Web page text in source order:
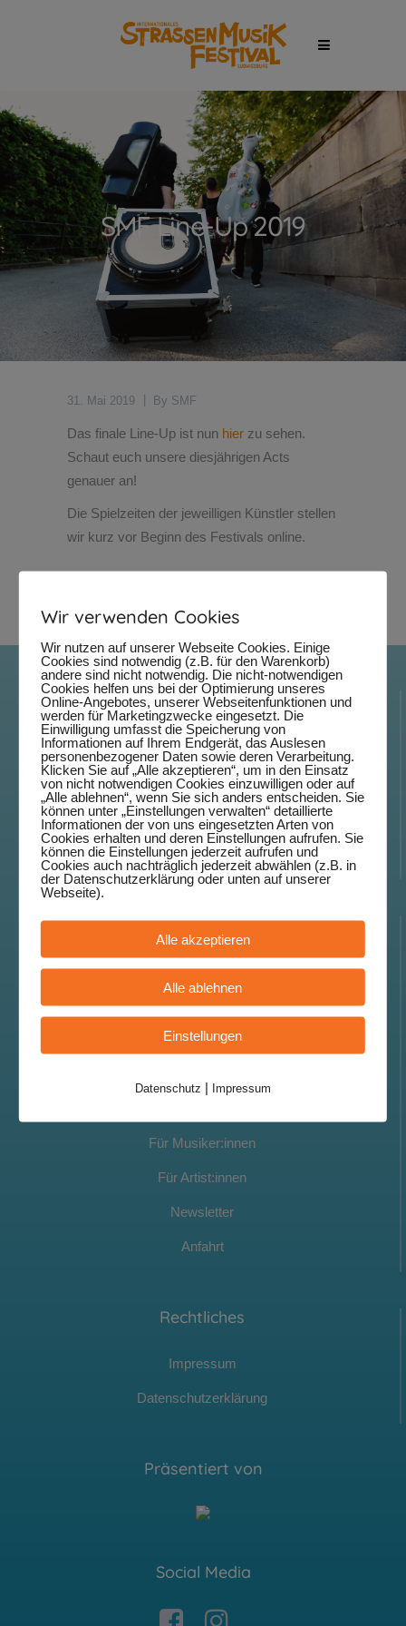
SMF Line-Up 2019
31. Mai 2019 By SMF
Das finale Line-Up ist nun hier zu sehen.
Schaut euch unsere diesjährigen Acts
genauer an!
Die Spielzeiten der jeweilligen Künstler stellen
wir kurz vor Beginn des Festivals online.
Internationales Straßenmusikfestival
Ludwigsburg
Musik aus der ganzen Welt in einer einzigartigen Kulisse,
hochkarätige Musiker:innen auf elf Bühnen, ein vielfältiges
kulinarisches Angebot und viele besondere Momente für
kleine und große Besucher: Das ist das Internationale
Straßenmusikfestival Ludwigsburg.
Infos
News
Künstler:innen
Infos
Für Musiker:innen
Für Artist:innen
Newsletter
Anfahrt
Rechtliches
Impressum
Datenschutzerklärung
Präsentiert von
Social Media
Wir verwenden Cookies
Wir nutzen auf unserer Webseite Cookies. Einige
Cookies sind notwendig (z.B. für den Warenkorb)
andere sind nicht notwendig. Die nicht-notwendigen
Cookies helfen uns bei der Optimierung unseres
Online-Angebotes, unserer Webseitenfunktionen und
werden für Marketingzwecke eingesetzt. Die
Einwilligung umfasst die Speicherung von
Informationen auf Ihrem Endgerät, das Auslesen
personenbezogener Daten sowie deren Verarbeitung.
Klicken Sie auf „Alle akzeptieren“, um in den Einsatz
von nicht notwendigen Cookies einzuwilligen oder auf
„Alle ablehnen“, wenn Sie sich anders entscheiden. Sie
können unter „Einstellungen verwalten“ detaillierte
Informationen der von uns eingesetzten Arten von
Cookies erhalten und deren Einstellungen aufrufen. Sie
können die Einstellungen jederzeit aufrufen und
Cookies auch nachträglich jederzeit abwählen (z.B. in
der Datenschutzerklärung oder unten auf unserer
Webseite).
Alle akzeptieren
Alle ablehnen
Einstellungen
Datenschutz | Impressum